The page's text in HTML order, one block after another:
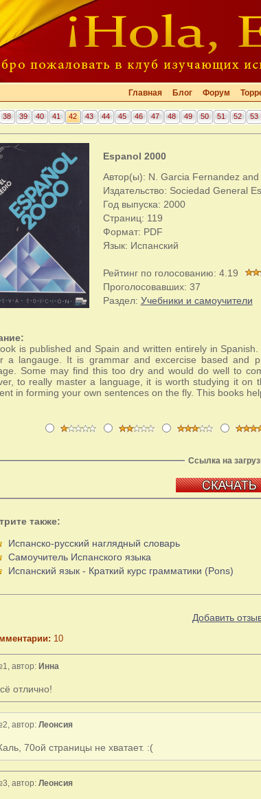
Главная Блог Форум
38 39 40 41 42 43 44 45 46 47 48 49 50 51 52 53
Espanol 2000
Автор(ы): N. Garcia Fernandez
Издательство: Sociedad General
Год выпуска: 2000
Страниц: 119
Формат: PDF
Язык: Испанский
Рейтинг по голосованию: 4.19
Проголосовавших: 37
Раздел: Учебники и самоучители
is published and Spain and written entirely in
a langauge. It is grammar and excercise based and
Some may find this too dry and would do well to
to really master a language, it is worth studying it on
in forming your own sentences on the fly. This books
Ссылка на
также:
Испанско-русский наглядный словарь
Самоучитель Испанского языка
Испанский язык - Краткий курс грамматики (Pons)
Добавить
10
автор: Инна
отлично!
автор: Леонсия
70ой страницы не хватает. :(
автор: Леонсия